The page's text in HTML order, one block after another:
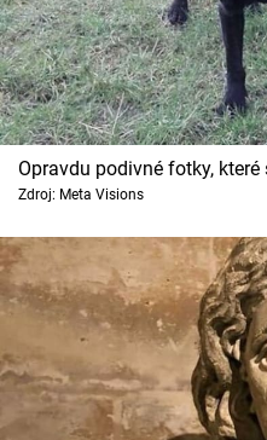
Cool Esport
Pořady
TV Program
Sledujte prima+
Přihlášení
Sledujte nás
Opravdu podivné fotky,
Zdroj: Meta Visions